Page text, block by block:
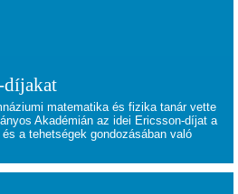
díjakat
matematika és fizika tanár vette
Akadémián az idei Ericsson-díjat a
a tehetségek gondozásában való